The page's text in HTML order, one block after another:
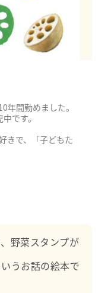
年間勤めました。
です。
きで、「子どもた
う思いからさまざ
てきたこと。
野菜スタンプが
うお話の絵本で